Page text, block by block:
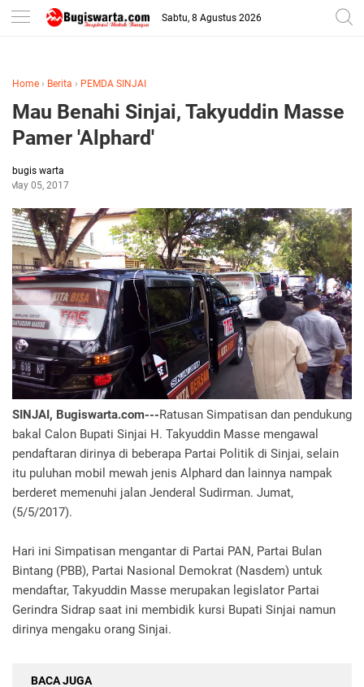
-->
Sabtu, 8 Agustus 2026
Home › Berita › PEMDA SINJAI
Mau Benahi Sinjai, Takyuddin Masse
Pamer 'Alphard'
bugis warta
May 05, 2017
SINJAI, Bugiswarta.com---Ratusan Simpatisan dan pendukung
bakal Calon Bupati Sinjai H. Takyuddin Masse mengawal
pendaftaran dirinya di beberapa Partai Politik di Sinjai, selain
itu puluhan mobil mewah jenis Alphard dan lainnya nampak
berderet memenuhi jalan Jenderal Sudirman. Jumat,
(5/5/2017).
Hari ini Simpatisan mengantar di Partai PAN, Partai Bulan
Bintang (PBB), Partai Nasional Demokrat (Nasdem) untuk
mendaftar, Takyuddin Masse merupakan legislator Partai
Gerindra Sidrap saat ini membidik kursi Bupati Sinjai namun
dirinya mengaku orang Sinjai.
BACA JUGA